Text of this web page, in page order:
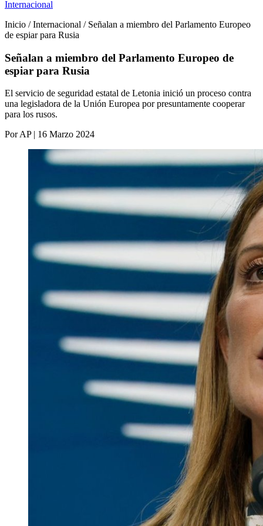
Internacional
Inicio / Internacional / Señalan a miembro del Parlamento Europeo
de espiar para Rusia
Señalan a miembro del Parlamento Europeo de
espiar para Rusia
El servicio de seguridad estatal de Letonia inició un proceso contra
una legisladora de la Unión Europea por presuntamente cooperar
para los rusos.
Por AP | 16 Marzo 2024